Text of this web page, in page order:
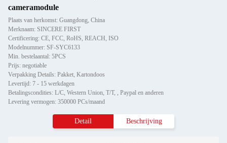
cameramodule
Plaats van herkomst: Guangdong, China
Merknaam: SINCERE FIRST
Certificering: CE, FCC, RoHS, REACH, ISO
Modelnummer: SF-SYC6133
Min. bestelaantal: 5PCS
Prijs: negotiable
Verpakking Details: Pakket, Kartondoos
Levertijd: 7 - 15 werkdagen
Betalingscondities: L/C, Western Union, T/T, , Paypal en anderen
Levering vermogen: 350000 PCs/maand
Detail Beschrijving